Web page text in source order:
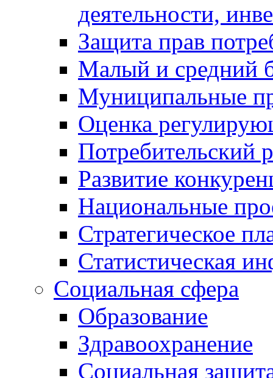
деятельности,
Защита прав
Малый и средний
Муниципальные
Оценка
Потребительский
Развитие
Национальные
Стратегическое
Статистическая
Социальная сфера
Образование
Здравоохранение
Социальная